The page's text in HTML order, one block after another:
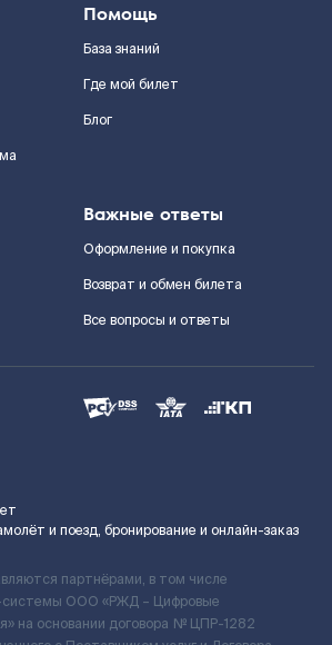
Помощь
База знаний
Где мой билет
Блог
Важные ответы
Оформление и покупка
Возврат и обмен билета
Все вопросы и ответы
и поезд, бронирование и онлайн-заказ
партнёрами, в том числе
системы ООО «РЖД – Цифровые
на основании договора № ЦПР-1282